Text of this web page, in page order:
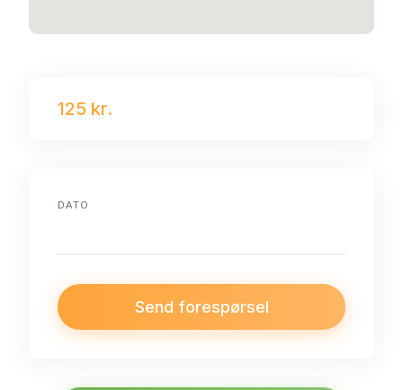
125 kr.
DATO
Send forespørsel